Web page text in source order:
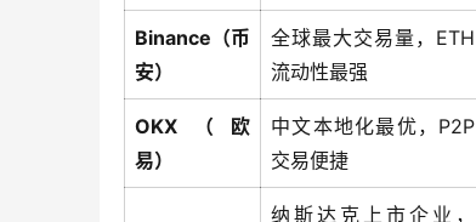
Binance（币
安）
全球最大交易量，ETH
流动性最强
OKX（欧
易）
中文本地化最优，P2P
交易便捷
纳斯达克上市企业，